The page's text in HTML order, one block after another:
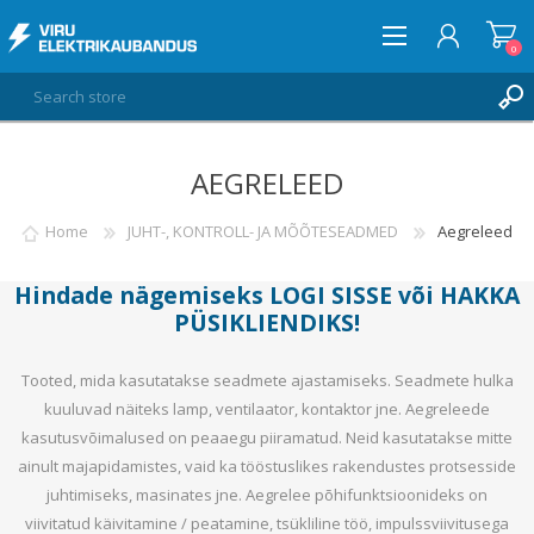
WISHLIST
0
AEGRELEED
Home JUHT-, KONTROLL- JA MÕÕTESEADMED Aegreleed
Hindade nägemiseks LOGI SISSE või HAKKA
PÜSIKLIENDIKS!
Tooted, mida kasutatakse seadmete ajastamiseks. Seadmete hulka
kuuluvad näiteks lamp, ventilaator, kontaktor jne. Aegreleede
kasutusvõimalused on peaaegu piiramatud. Neid kasutatakse mitte
ainult majapidamistes, vaid ka tööstuslikes rakendustes protsesside
juhtimiseks, masinates jne. Aegrelee põhifunktsioonideks on
viivitatud käivitamine / peatamine, tsükliline töö, impulssviivitusega